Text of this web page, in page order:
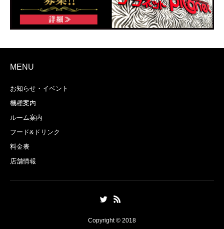
MENU
お知らせ・イベント
機種案内
ルーム案内
フード&ドリンク
料金表
店舗情報
Copyright © 2018